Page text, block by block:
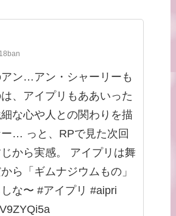
ン…アン・シャーリーも
、アイプリもああいった
細な心や人との関わりを描
ー… っと、RPで見た次回
から実感。 アイプリは舞
ら「ギムナジウムもの」
な〜 #アイプリ #aipri